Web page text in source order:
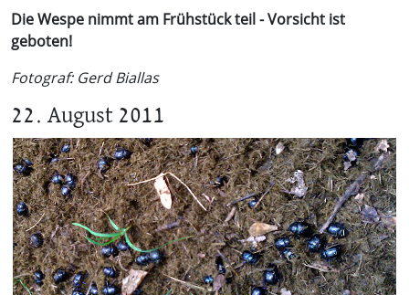
Die Wespe nimmt am Frühstück teil - Vorsicht ist
geboten!
Fotograf: Gerd Biallas
22. August 2011